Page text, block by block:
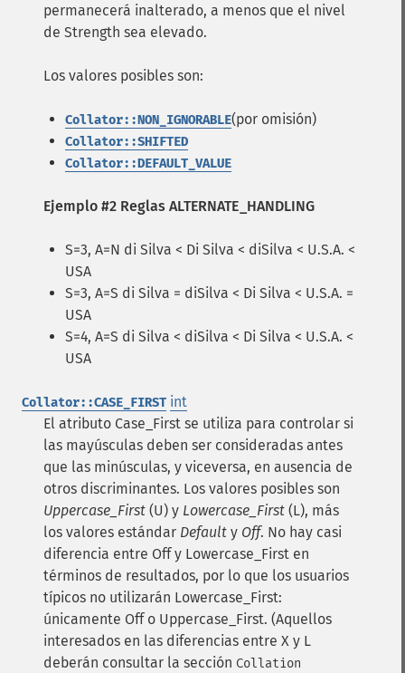
permanecerá inalterado, a menos que el nivel
de Strength sea elevado.
Los valores posibles son:
Collator::NON_IGNORABLE(por omisión)
Collator::SHIFTED
Collator::DEFAULT_VALUE
Ejemplo #2 Reglas ALTERNATE_HANDLING
S=3, A=N di Silva < Di Silva < diSilva < U.S.A. <
USA
S=3, A=S di Silva = diSilva < Di Silva < U.S.A. =
USA
S=4, A=S di Silva < diSilva < Di Silva < U.S.A. <
USA
Collator::CASE_FIRST int
El atributo Case_First se utiliza para controlar si
las mayúsculas deben ser consideradas antes
que las minúsculas, y viceversa, en ausencia de
otros discriminantes. Los valores posibles son
Uppercase_First (U) y Lowercase_First (L), más
los valores estándar Default y Off. No hay casi
diferencia entre Off y Lowercase_First en
términos de resultados, por lo que los usuarios
típicos no utilizarán Lowercase_First:
únicamente Off o Uppercase_First. (Aquellos
interesados en las diferencias entre X y L
deberán consultar la sección Collation